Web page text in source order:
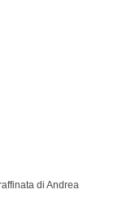
di Andrea